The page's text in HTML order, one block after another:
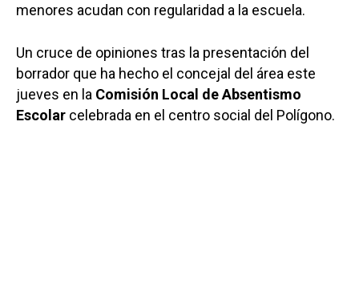
menores acudan con regularidad a la escuela.
Un cruce de opiniones tras la presentación del
borrador que ha hecho el concejal del área este
jueves en la Comisión Local de Absentismo
Escolar celebrada en el centro social del Polígono.